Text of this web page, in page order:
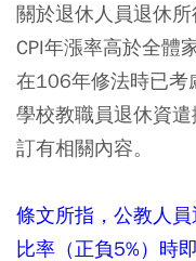
關於退休人員退休
CPI年漲率高於全體
在106年修法時已考
學校教職員退休資
訂有相關內容。
條文所指，公教人
比率（正負5%）時